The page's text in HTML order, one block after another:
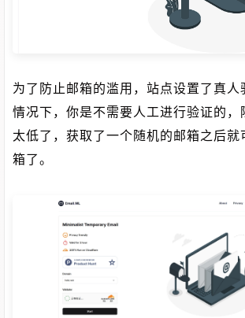
为了防止邮箱的滥用，站点设置了真人
情况下，你是不需要人工进行验证的，
太低了，获取了一个随机的邮箱之后就
箱了。